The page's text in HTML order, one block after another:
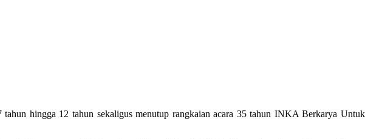
hingga 12 tahun sekaligus menutup rangkaian acara 35 tahun INKA Berkarya Untuk